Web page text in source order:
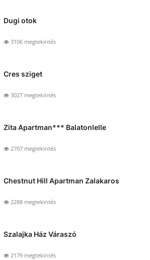
Dugi otok
3106 megtekintés
Cres sziget
3027 megtekintés
Zita Apartman*** Balatonlelle
2707 megtekintés
Chestnut Hill Apartman Zalakaros
2288 megtekintés
Szalajka Ház Váraszó
2179 megtekintés